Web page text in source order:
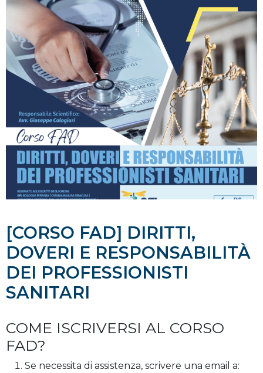
[CORSO FAD] DIRITTI,
DOVERI E RESPONSABILITÀ
DEI PROFESSIONISTI
SANITARI
COME ISCRIVERSI AL CORSO
FAD?
Se necessita di assistenza, scrivere una email a: